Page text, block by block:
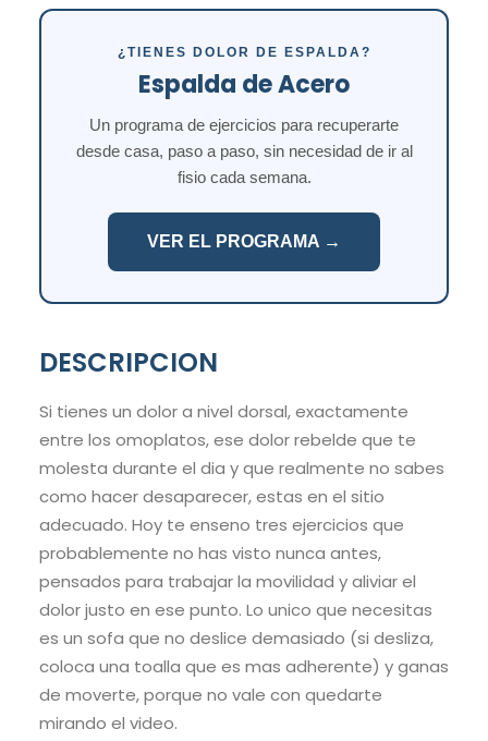
¿TIENES DOLOR DE ESPALDA?
Espalda de Acero
Un programa de ejercicios para recuperarte
desde casa, paso a paso, sin necesidad de ir al
fisio cada semana.
VER EL PROGRAMA →
DESCRIPCION
Si tienes un dolor a nivel dorsal, exactamente
entre los omoplatos, ese dolor rebelde que te
molesta durante el dia y que realmente no sabes
como hacer desaparecer, estas en el sitio
adecuado. Hoy te enseno tres ejercicios que
probablemente no has visto nunca antes,
pensados para trabajar la movilidad y aliviar el
dolor justo en ese punto. Lo unico que necesitas
es un sofa que no deslice demasiado (si desliza,
coloca una toalla que es mas adherente) y ganas
de moverte, porque no vale con quedarte
mirando el video.